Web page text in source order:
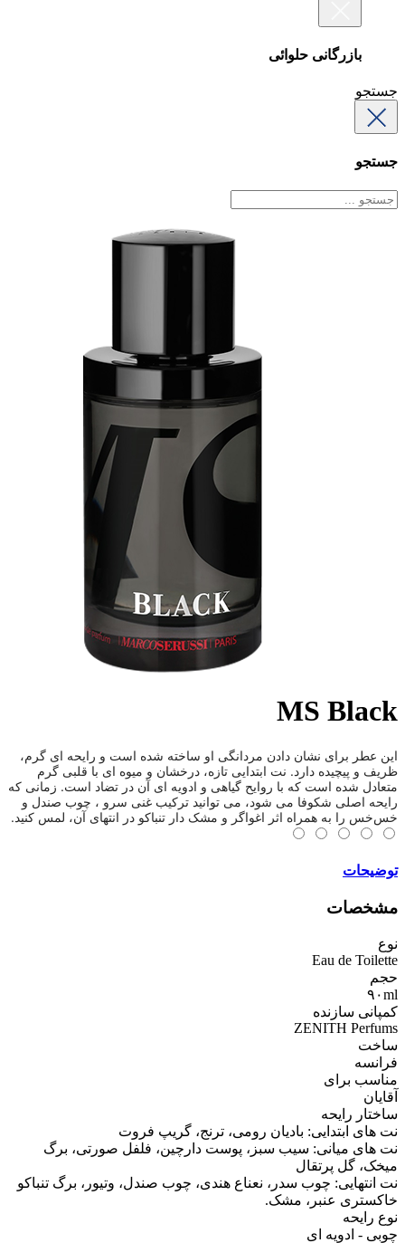
بازرگانی حلوائی
جستجو
جستجو
MS Black
این عطر برای نشان دادن مردانگی او ساخته شده است و رایحه ای گرم،
ظریف و پیچیده دارد. نت ابتدایی تازه، درخشان و میوه ای با قلبی گرم
متعادل شده است که با روایح گیاهی و ادویه ای آن در تضاد است. زمانی که
رایحه اصلی شکوفا می شود، می توانید ترکیب غنی سرو ، چوب صندل و
خس‌خس را به همراه اثر اغواگر و مشک دار تنباکو در انتهای آن، لمس کنید.
توضیحات
مشخصات
نوع
Eau de Toilette
حجم
۹۰ml
کمپانی سازنده
ZENITH Perfums
ساخت
فرانسه
مناسب برای
آقایان
ساختار رایحه
نت های ابتدایی: بادیان رومی، ترنج، گریپ فروت
نت های میانی: سیب سبز، پوست دارچین، فلفل صورتی، برگ
میخک، گل پرتقال
نت انتهایی: چوب سدر، نعناع هندی، چوب صندل، وتیور، برگ تنباکو
خاکستری عنبر، مشک.
نوع رایحه
چوبی - ادویه ای